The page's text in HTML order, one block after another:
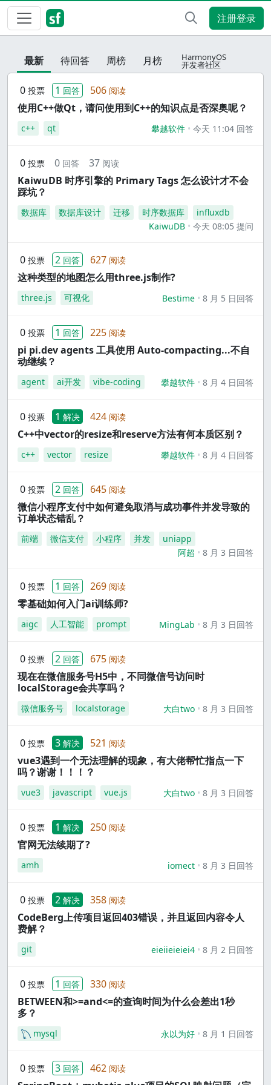
注册登录
最新 待回答 周榜 月榜 HarmonyOS
开发者社区
0 投票 1 回答 506 阅读
使用C++做Qt，请问使用到C++的知识点是否深奥呢？
c++ qt 攀越软件 今天 11:04 回答
0 投票 0 回答 37 阅读
KaiwuDB 时序引擎的 Primary Tags 怎么设计才不会
踩坑？
数据库 数据库设计 迁移 时序数据库
influxdb
KaiwuDB
今天 08:05 提问
0 投票 2 回答 627 阅读
这种类型的地图怎么用three.js制作?
three.js 可视化 Bestime 8 月 5 日回答
0 投票 1 回答 225 阅读
pi pi.dev agents 工具使用 Auto-compacting...不自
动继续？
agent ai开发 vibe-coding 攀越软件 8 月 4 日回答
0 投票 1 解决 424 阅读
C++中vector的resize和reserve方法有何本质区别？
c++ vector resize 攀越软件 8 月 4 日回答
0 投票 2 回答 645 阅读
微信小程序支付中如何避免取消与成功事件并发导致的
订单状态错乱？
前端 微信支付 小程序 并发
uniapp
阿超
8 月 3 日回答
0 投票 1 回答 269 阅读
零基础如何入门ai训练师?
aigc 人工智能 prompt MingLab 8 月 3 日回答
0 投票 2 回答 675 阅读
现在在微信服务号H5中，不同微信号访问时
localStorage会共享吗？
微信服务号 localstorage 大白two 8 月 3 日回答
0 投票 3 解决 521 阅读
vue3遇到一个无法理解的现象，有大佬帮忙指点一下
吗？谢谢！！！？
vue3 javascript vue.js 大白two 8 月 3 日回答
0 投票 1 解决 250 阅读
官网无法续期了?
amh iomect 8 月 3 日回答
0 投票 2 解决 358 阅读
CodeBerg上传项目返回403错误，并且返回内容令人
费解？
git eieiieieiei4 8 月 2 日回答
0 投票 1 回答 330 阅读
BETWEEN和>=and<=的查询时间为什么会差出1秒
多？
mysql 永以为好 8 月 1 日回答
0 投票 3 回答 462 阅读